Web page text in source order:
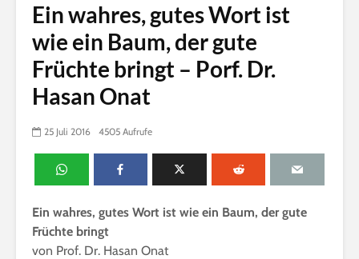
Ein wahres, gutes Wort ist
wie ein Baum, der gute
Früchte bringt – Porf. Dr.
Hasan Onat
25 Juli 2016 4505 Aufrufe
Ein wahres, gutes Wort ist wie ein Baum, der gute
Früchte bringt
von Prof. Dr. Hasan Onat